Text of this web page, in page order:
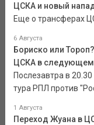
ЦСКА и новый
Еще о трансферах
6 Августа
Бориско или
ЦСКА в следующем
Послезавтра в
тура РПЛ против
1 Августа
Переход Жуана в